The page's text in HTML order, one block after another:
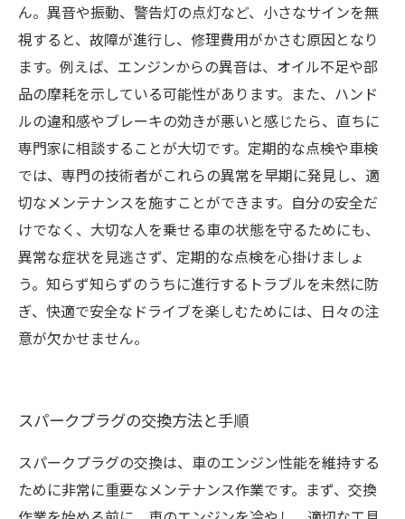
ん。異音や振動、警告灯の点灯など、小さなサインを無
視すると、故障が進行し、修理費用がかさむ原因となり
ます。例えば、エンジンからの異音は、オイル不足や部
品の摩耗を示している可能性があります。また、ハンド
ルの違和感やブレーキの効きが悪いと感じたら、直ちに
専門家に相談することが大切です。定期的な点検や車検
では、専門の技術者がこれらの異常を早期に発見し、適
切なメンテナンスを施すことができます。自分の安全だ
けでなく、大切な人を乗せる車の状態を守るためにも、
異常な症状を見逃さず、定期的な点検を心掛けましょ
う。知らず知らずのうちに進行するトラブルを未然に防
ぎ、快適で安全なドライブを楽しむためには、日々の注
意が欠かせません。
スパークプラグの交換方法と手順
スパークプラグの交換は、車のエンジン性能を維持する
ために非常に重要なメンテナンス作業です。まず、交換